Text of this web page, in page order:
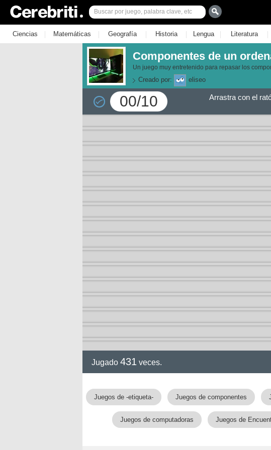
Ciencias | Matemáticas | Geografía | Historia | Lengua | Literatura |
Componentes de un
Un juego muy entretenido para repasar los
Creado por: eliseo
00/10
Arrastra con el
Jugado 431 veces.
Juegos de -etiqueta- Juegos de componentes
Juegos de computadoras Juegos de